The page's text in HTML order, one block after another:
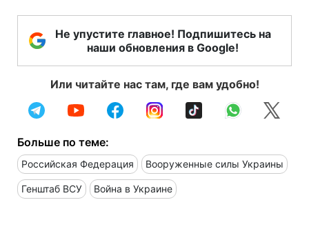
Не упустите главное! Подпишитесь на
наши обновления в Google!
Или читайте нас там, где вам удобно!
Больше по теме:
Российская Федерация Вооруженные силы Украины
Генштаб ВСУ Война в Украине